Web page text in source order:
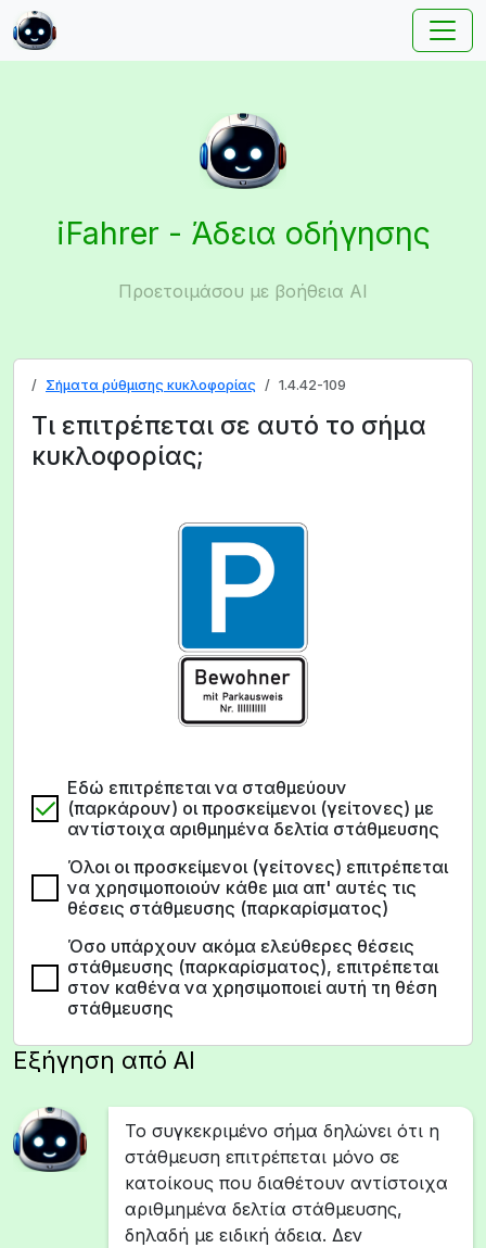
iFahrer - Άδεια οδήγησης
Προετοιμάσου με βοήθεια AI
Σήματα ρύθμισης κυκλοφορίας 1.4.42-109
Τι επιτρέπεται σε αυτό το σήμα
κυκλοφορίας;
Εδώ επιτρέπεται να σταθμεύουν
(παρκάρουν) οι προσκείμενοι (γείτονες) με
αντίστοιχα αριθμημένα δελτία στάθμευσης
Όλοι οι προσκείμενοι (γείτονες) επιτρέπεται
να χρησιμοποιούν κάθε μια απ' αυτές τις
θέσεις στάθμευσης (παρκαρίσματος)
Όσο υπάρχουν ακόμα ελεύθερες θέσεις
στάθμευσης (παρκαρίσματος), επιτρέπεται
στον καθένα να χρησιμοποιεί αυτή τη θέση
στάθμευσης
Εξήγηση από AI
Το συγκεκριμένο σήμα δηλώνει ότι η
στάθμευση επιτρέπεται μόνο σε
κατοίκους που διαθέτουν αντίστοιχα
αριθμημένα δελτία στάθμευσης,
δηλαδή με ειδική άδεια. Δεν